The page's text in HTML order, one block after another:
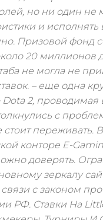
но ни один не
и исполнять
Призовой фонд
20 миллионов
не могла не
– еще одна
2, проводимая
с
стоит переживать.
конторе E-
доверять.
зеркалу
с законом
РФ. Ставки На